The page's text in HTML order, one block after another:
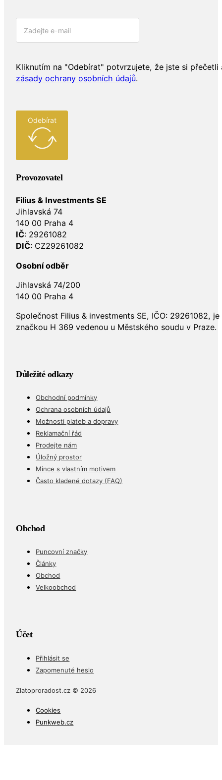
Kliknutím na "Odebírat" potvrzujete, že jste si přečetli
zásady ochrany osobních údajů.
Odebírat
Provozovatel
Filius & Investments SE
Jihlavská 74
140 00 Praha 4
IČ: 29261082
DIČ: CZ29261082
Osobní odběr
Jihlavská 74/200
140 00 Praha 4
Společnost Filius & investments SE, IČO: 29261082,
značkou H 369 vedenou u Městského soudu v Praze.
Důležité odkazy
Obchodní podmínky
Ochrana osobních údajů
Možnosti plateb a dopravy
Reklamační řád
Prodejte nám
Úložný prostor
Mince s vlastním motivem
Často kladené dotazy (FAQ)
Obchod
Puncovní značky
Články
Obchod
Velkoobchod
Účet
Přihlásit se
Zapomenuté heslo
Zlatoproradost.cz © 2026
Cookies
Punkweb.cz